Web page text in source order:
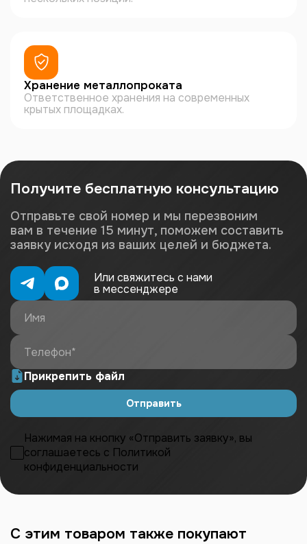
Хранение металлопроката
Ответственное хранения на современных
крытых площадках.
Получите бесплатную консультацию
Отправьте свой номер и мы перезвоним
вам в течение 15 минут, поможем составить
заявку исходя из ваших целей и бюджета.
Или свяжитесь с нами
в мессенджере
Имя
Телефон*
Прикрепить файл
Отправить
Нажимая на кнопку «Отправить заявку», вы
соглашаетесь с Политикой
конфиденциальности
С этим товаром также покупают